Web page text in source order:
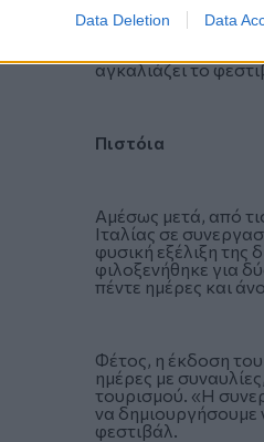
Data Deletion Data
Όλα αυτά
δράσεων που
αγκαλιάζει το
Πιστόια
Αμέσως μετά, από
Ιταλίας σε
φυσική εξέλιξη
φιλοξενήθηκε για
πέντε ημέρες και
Φέτος, η έκδοση του
ημέρες με
τουρισμού. «Η
να δημιουργήσουμε
φεστιβάλ.